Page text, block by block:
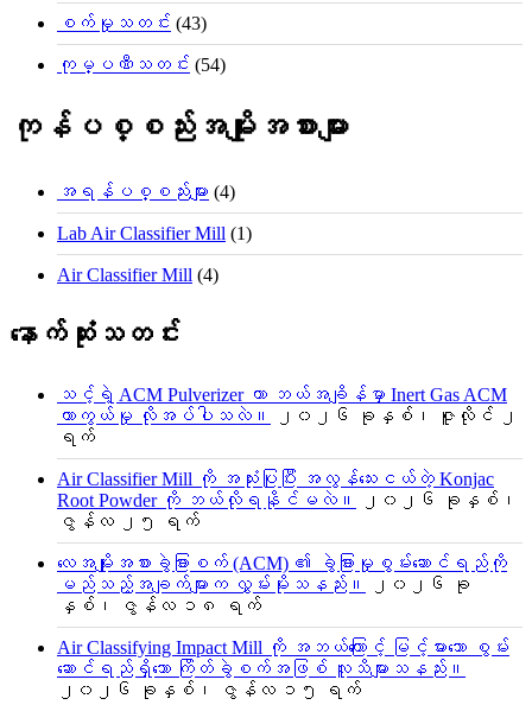
စက်မှုသတင်း (43)
ကုမ္ပဏီသတင်း (54)
ကုန်ပစ္စည်းအမျိုးအစားများ
အရန်ပစ္စည်းများ (4)
Lab Air Classifier Mill (1)
Air Classifier Mill (4)
နောက်ဆုံးသတင်း
သင့်ရဲ့ ACM Pulverizer ဟာ ဘယ်အချိန်မှာ Inert Gas ACM
ကာကွယ်မှု လိုအပ်ပါသလဲ။
၂၀၂၆ ခုနှစ်၊ ဇူလိုင် ၂
ရက်
Air Classifier Mill ကို အသုံးပြုပြီး အလွန်သေးငယ်တဲ့ Konjac
Root Powder ကို ဘယ်လိုရနိုင်မလဲ။
၂၀၂၆ ခုနှစ်၊
ဇွန်လ ၂၅ ရက်
လေအမျိုးအစားခွဲခြားစက် (ACM) ၏ ခွဲခြားမှုစွမ်းဆောင်ရည်ကို
မည်သည့်အချက်များက လွှမ်းမိုးသနည်း။
၂၀၂၆ ခု
နှစ်၊ ဇွန်လ ၁၈ ရက်
Air Classifying Impact Mill ကို အဘယ်ကြောင့် မြင့်မားသော စွမ်း
ဆောင်ရည်ရှိသော ကြိတ်ခွဲစက်အဖြစ် လူသိများသနည်း။
၂၀၂၆ ခုနှစ်၊ ဇွန်လ ၁၅ ရက်